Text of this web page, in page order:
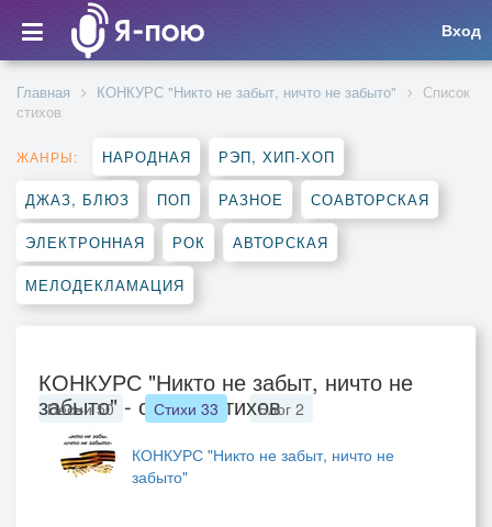
Вход
Главная КОНКУРС "Никто не забыт, ничто не забыто"
Список
стихов
ЖАНРЫ: НАРОДНАЯ РЭП, ХИП-ХОП
ДЖАЗ, БЛЮЗ ПОП РАЗНОЕ СОАВТОРСКАЯ
ЭЛЕКТРОННАЯ РОК АВТОРСКАЯ
МЕЛОДЕКЛАМАЦИЯ
КОНКУРС "Никто не забыт, ничто не
забыто" - список стихов
КОНКУРС "Никто не забыт, ничто не
забыто"
Песни50 Стихи 33 Блог 2